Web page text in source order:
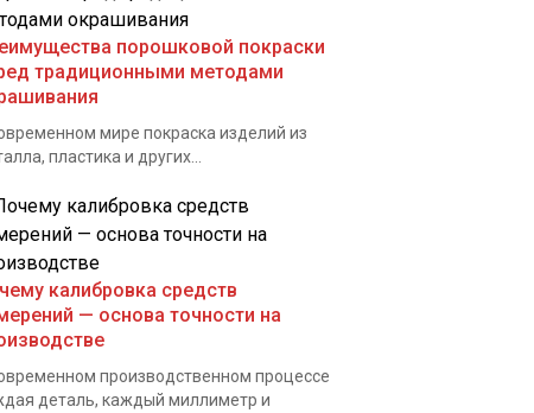
порошковой покраски
традиционными методами
мире покраска изделий из
пластика и других...
калибровка средств
— основа точности на
производственном процессе
деталь, каждый миллиметр и